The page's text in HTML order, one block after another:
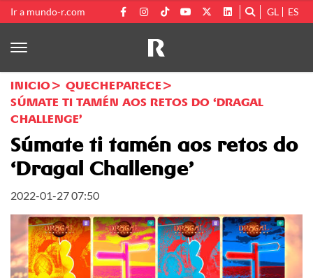
Ir a mundo-r.com GL ES
INICIO
QUECHEPARECE
SÚMATE TI TAMÉN AOS RETOS DO ‘DRAGAL
CHALLENGE’
Súmate ti tamén aos retos do
‘Dragal Challenge’
2022-01-27 07:50